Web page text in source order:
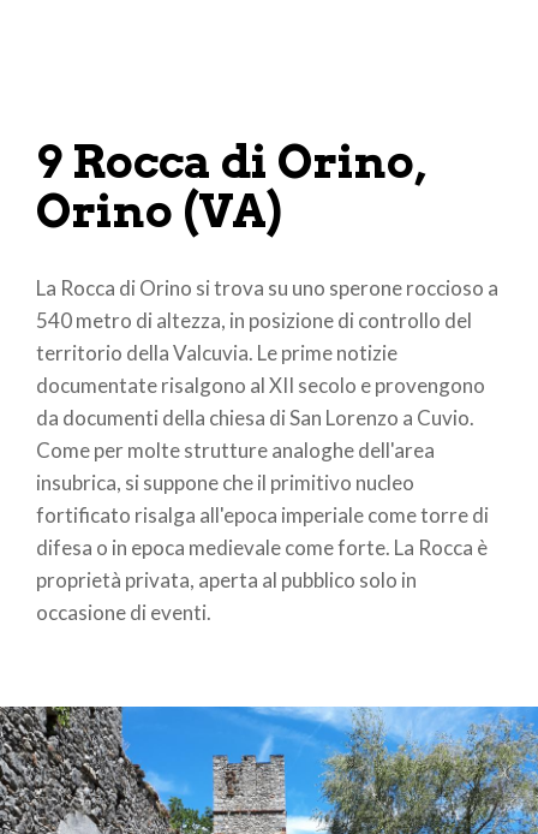
9 Rocca di Orino,
Orino (VA)
La Rocca di Orino si trova su uno sperone roccioso a
540 metro di altezza, in posizione di controllo del
territorio della Valcuvia. Le prime notizie
documentate risalgono al XII secolo e provengono
da documenti della chiesa di San Lorenzo a Cuvio.
Come per molte strutture analoghe dell'area
insubrica, si suppone che il primitivo nucleo
fortificato risalga all'epoca imperiale come torre di
difesa o in epoca medievale come forte. La Rocca è
proprietà privata, aperta al pubblico solo in
occasione di eventi.